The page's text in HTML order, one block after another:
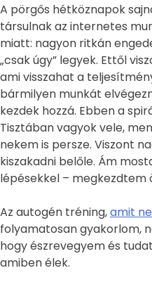
A pörgős hétköznapok
társulnak az internetes
miatt: nagyon ritkán
„csak úgy” legyek. Ettől
ami visszahat a
bármilyen munkát
kezdek hozzá. Ebben a
Tisztában vagyok vele,
nekem is persze. Viszont
kiszakadni belőle. Ám
lépésekkel –
Az autogén tréning,amit
folyamatosan gyakorlom,
hogy észrevegyem és
amiben élek.